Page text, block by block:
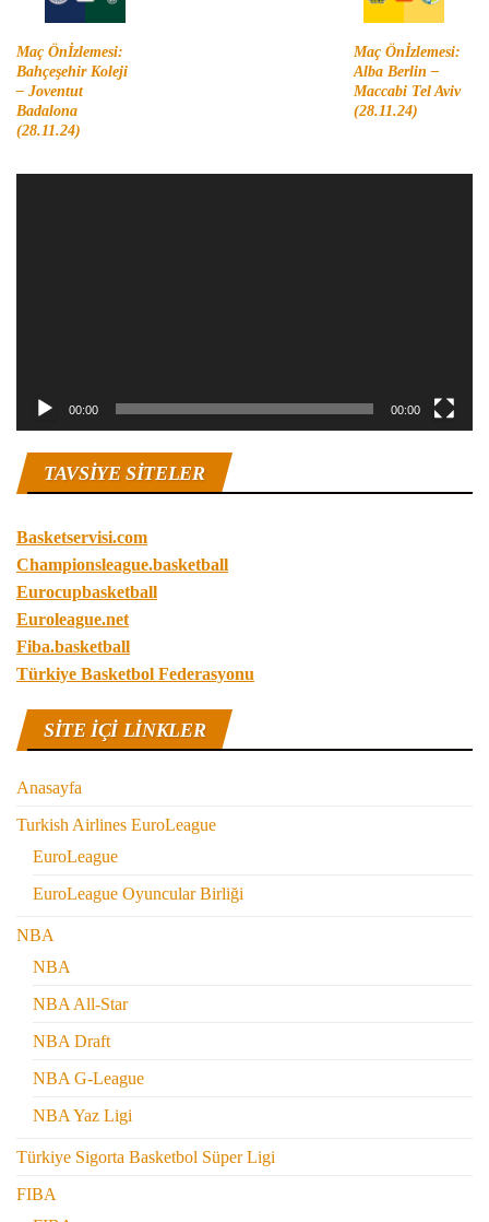
Maç Önİzlemesi:
Bahçeşehir Koleji
– Joventut
Badalona
(28.11.24)
Maç Önİzlemesi:
Alba Berlin –
Maccabi Tel Aviv
(28.11.24)
00:00 00:00
TAVSIYE SITELER
Basketservisi.com
Championsleague.basketball
Eurocupbasketball
Euroleague.net
Fiba.basketball
Türkiye Basketbol Federasyonu
SITE IÇI LINKLER
Anasayfa
Turkish Airlines EuroLeague
EuroLeague
EuroLeague Oyuncular Birliği
NBA
NBA
NBA All-Star
NBA Draft
NBA G-League
NBA Yaz Ligi
Türkiye Sigorta Basketbol Süper Ligi
FIBA